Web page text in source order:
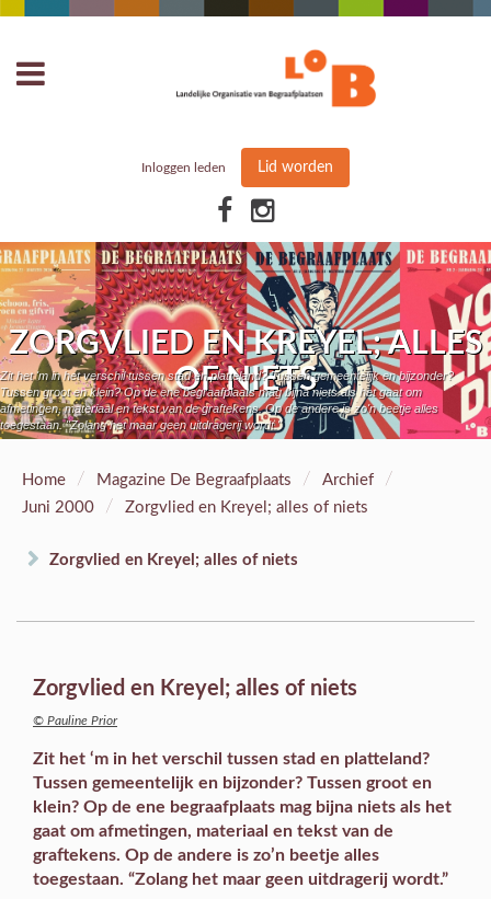
Inloggen leden Lid worden
ZORGVLIED EN KREYEL; ALLES
OF NIETS
Zit het 'm in het verschil tussen stad en platteland? Tussen gemeentelijk en bijzonder?
Tussen groot en klein? Op de ene begraafplaats mag bijna niets als het gaat om
afmetingen, materiaal en tekst van de graftekens. Op de andere is zo'n beetje alles
toegestaan. "Zolang het maar geen uitdragerij wordt."
Home / Magazine De Begraafplaats / Archief /
Juni 2000 / Zorgvlied en Kreyel; alles of niets
Zorgvlied en Kreyel; alles of niets
Zorgvlied en Kreyel; alles of niets
© Pauline Prior
Zit het ‘m in het verschil tussen stad en platteland?
Tussen gemeentelijk en bijzonder? Tussen groot en
klein? Op de ene begraafplaats mag bijna niets als het
gaat om afmetingen, materiaal en tekst van de
graftekens. Op de andere is zo’n beetje alles
toegestaan. “Zolang het maar geen uitdragerij wordt.”